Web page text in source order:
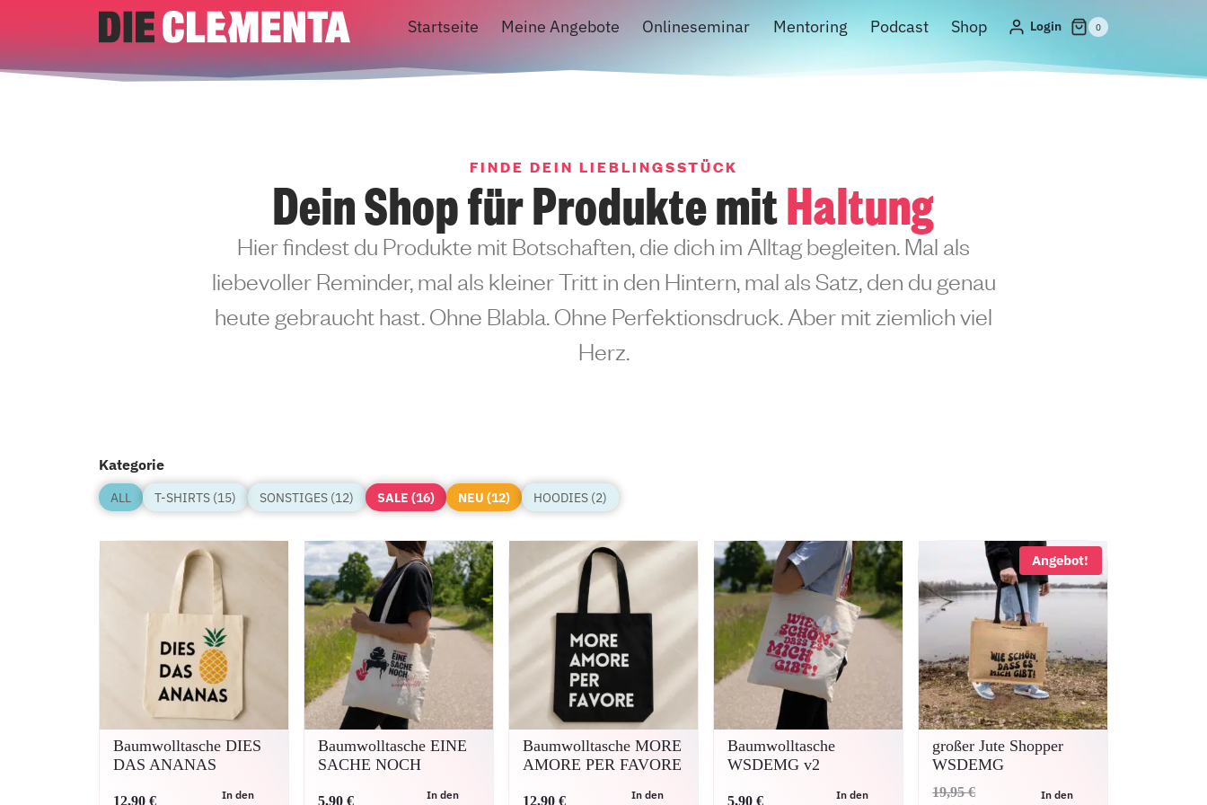
springen
Startseite Meine Angebote Onlineseminar Mentoring Podcast Shop Login 0
FINDE DEIN LIEBLINGSSTÜCK
Dein Shop für Produkte mitHaltung
Hier findest du Produkte mit Botschaften, die dich im Alltag begleiten. Mal als
liebevoller Reminder, mal als kleiner Tritt in den Hintern, mal als Satz, den du genau
heute gebraucht hast. Ohne Blabla. Ohne Perfektionsdruck. Aber mit ziemlich viel
Herz.
Kategorie
ALL T-SHIRTS (15) SONSTIGES (12) SALE (16) NEU (12) HOODIES (2)
Baumwolltasche DIES
DAS ANANAS
12,90 €
In den
Baumwolltasche EINE
SACHE NOCH
5,90 €
In den
Baumwolltasche MORE
AMORE PER FAVORE
12,90 €
In den
Baumwolltasche
WSDEMG v2
5,90 €
In den
Angebot!
großer Jute Shopper
WSDEMG
19,95€Ursprünglicher
In den